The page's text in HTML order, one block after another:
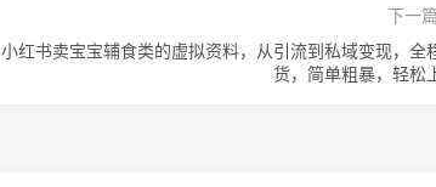
下一
小红书卖宝宝辅食类的虚拟资料，从引流到私域变现，全
货，简单粗暴，轻松